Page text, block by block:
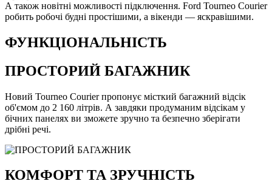
А також новітні можливості підключення. Ford Tourneo Courier
робить робочі будні простішими, а вікенди — яскравішими.
ФУНКЦІОНАЛЬНІСТЬ
ПРОСТОРИЙ БАГАЖНИК
Новий Tourneo Courier пропонує місткий багажний відсік
об'ємом до 2 160 літрів. А завдяки продуманим відсікам у
бічних панелях ви зможете зручно та безпечно зберігати
дрібні речі.
КОМФОРТ ТА ЗРУЧНІСТЬ